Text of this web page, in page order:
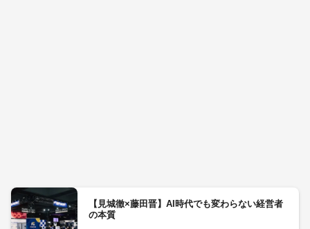
【見城徹×藤田晋】AI時代でも変わらない経営者
の本質